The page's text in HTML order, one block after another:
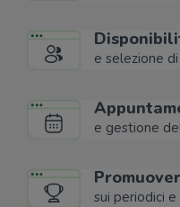
e selezione
e gestione
sui periodici